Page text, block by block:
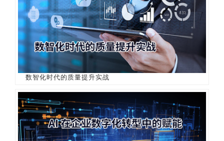
数智化时代的质量提升实战